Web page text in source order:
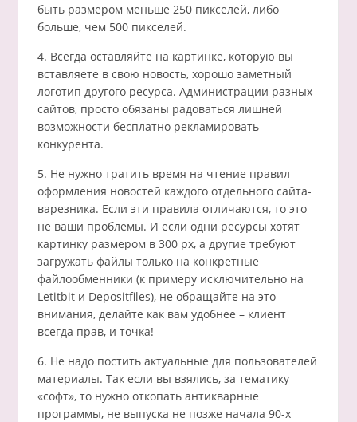
быть размером меньше 250 пикселей, либо
больше, чем 500 пикселей.
4. Всегда оставляйте на картинке, которую вы
вставляете в свою новость, хорошо заметный
логотип другого ресурса. Администрации разных
сайтов, просто обязаны радоваться лишней
возможности бесплатно рекламировать
конкурента.
5. Не нужно тратить время на чтение правил
оформления новостей каждого отдельного сайта-
варезника. Если эти правила отличаются, то это
не ваши проблемы. И если одни ресурсы хотят
картинку размером в 300 px, а другие требуют
загружать файлы только на конкретные
файлообменники (к примеру исключительно на
Letitbit и Depositfiles), не обращайте на это
внимания, делайте как вам удобнее – клиент
всегда прав, и точка!
6. Не надо постить актуальные для пользователей
материалы. Так если вы взялись, за тематику
«софт», то нужно откопать антикварные
программы, не выпуска не позже начала 90-х